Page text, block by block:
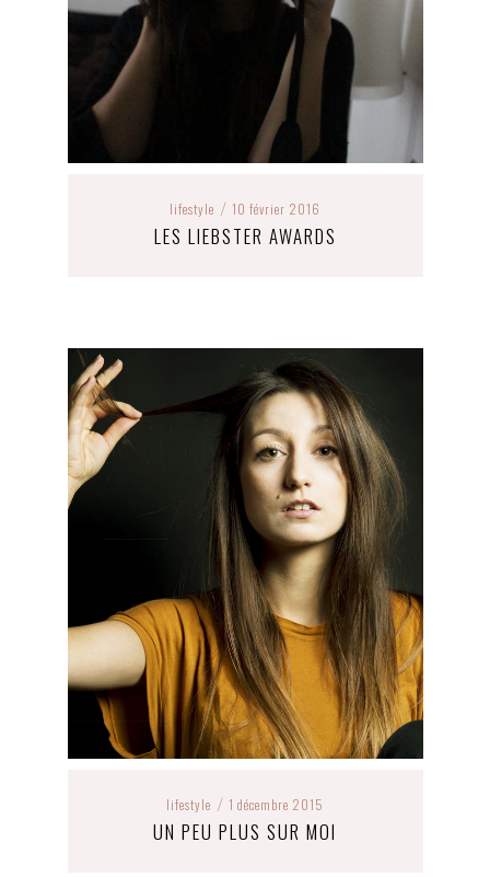
lifestyle / 10 février 2016
LES LIEBSTER AWARDS
lifestyle / 1 décembre 2015
UN PEU PLUS SUR MOI